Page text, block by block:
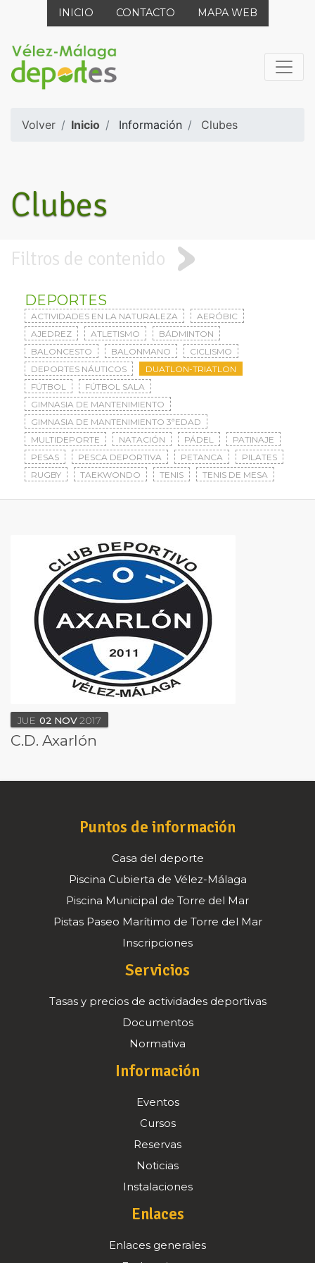
INICIO CONTACTO MAPA WEB
Volver Inicio Información Clubes
Clubes
Filtros de contenido
DEPORTES
ACTIVIDADES EN LA NATURALEZA
AERÓBIC
AJEDREZ
ATLETISMO
BÁDMINTON
BALONCESTO
BALONMANO
CICLISMO
DEPORTES NÁUTICOS
DUATLON-TRIATLON
FÚTBOL
FÚTBOL SALA
GIMNASIA DE MANTENIMIENTO
GIMNASIA DE MANTENIMIENTO 3ªEDAD
MULTIDEPORTE
NATACIÓN PÁDEL
PATINAJE
PESAS
PESCA DEPORTIVA PETANCA
PILATES
RUGBY
TAEKWONDO TENIS TENIS DE MESA
JUE 02 NOV2017
C.D. Axarlón
Puntos de información
Casa del deporte
Piscina Cubierta de Vélez-Málaga
Piscina Municipal de Torre del Mar
Pistas Paseo Marítimo de Torre del Mar
Inscripciones
Servicios
Tasas y precios de actividades deportivas
Documentos
Normativa
Información
Eventos
Cursos
Reservas
Noticias
Instalaciones
Enlaces
Enlaces generales